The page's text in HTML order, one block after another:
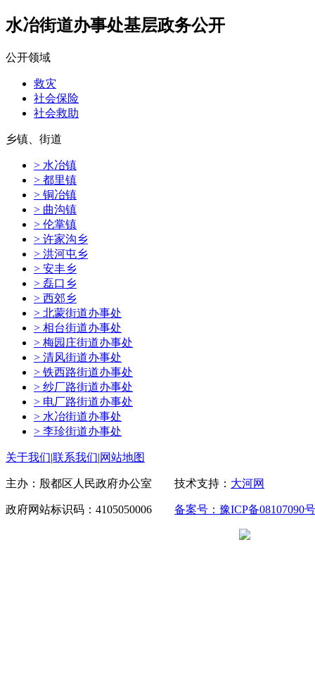
水冶街道办事处基层政务公开
公开领域
救灾
社会保险
社会救助
乡镇、街道
> 水冶镇
> 都里镇
> 铜冶镇
> 曲沟镇
> 伦掌镇
> 许家沟乡
> 洪河屯乡
> 安丰乡
> 磊口乡
> 西郊乡
> 北蒙街道办事处
> 相台街道办事处
> 梅园庄街道办事处
> 清风街道办事处
> 铁西路街道办事处
> 纱厂路街道办事处
> 电厂路街道办事处
> 水冶街道办事处
> 李珍街道办事处
关于我们|联系我们|网站地图
主办：殷都区人民政府办公室 技术支持： 大河网
政府网站标识码：4105050006 备案号：豫ICP备08107090